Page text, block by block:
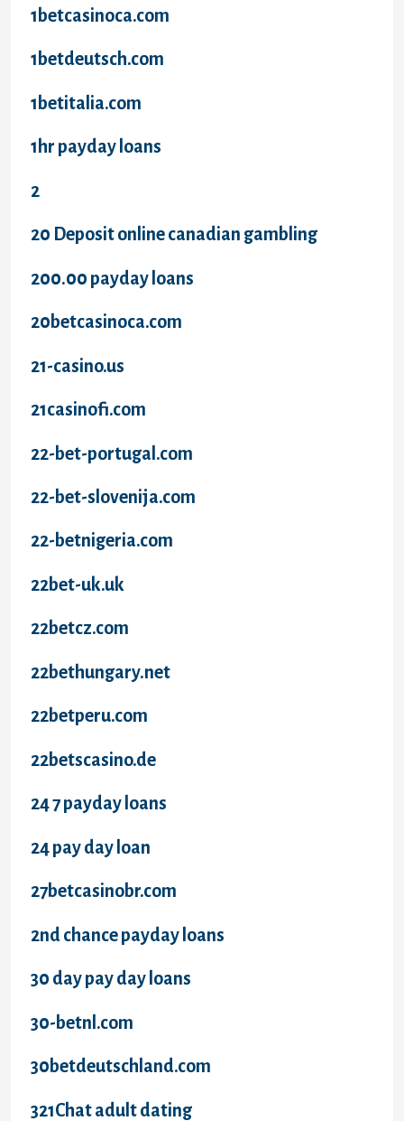
1betcasinoca.com
1betdeutsch.com
1betitalia.com
1hr payday loans
2
20 Deposit online canadian gambling
200.00 payday loans
20betcasinoca.com
21-casino.us
21casinofi.com
22-bet-portugal.com
22-bet-slovenija.com
22-betnigeria.com
22bet-uk.uk
22betcz.com
22bethungary.net
22betperu.com
22betscasino.de
24 7 payday loans
24 pay day loan
27betcasinobr.com
2nd chance payday loans
30 day pay day loans
30-betnl.com
30betdeutschland.com
321Chat adult dating